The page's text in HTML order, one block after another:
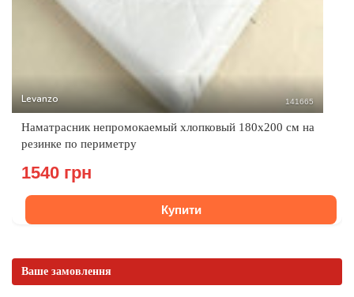
Levanzo 141665
Наматрасник непромокаемый хлопковый 180x200 см на
резинке по периметру
1540 грн
Купити
Ваше замовлення